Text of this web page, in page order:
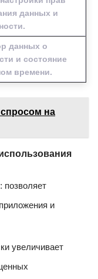
данных и
данных о
и состояние
времени.
спросом на
: позволяет
и
увеличивает